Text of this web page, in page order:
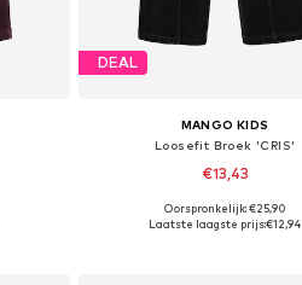
DEAL
MANGO KIDS
Loosefit Broek 'CRIS'
€13,43
Oorspronkelijk: €25,90
Laatste laagste prijs:€12,94